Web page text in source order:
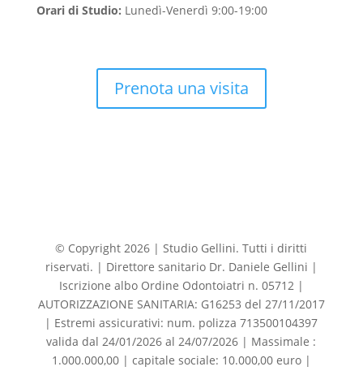
Orari di Studio: Lunedì-Venerdì 9:00-19:00
Prenota una visita
© Copyright 2026 | Studio Gellini. Tutti i diritti
riservati. | Direttore sanitario Dr. Daniele Gellini |
Iscrizione albo Ordine Odontoiatri n. 05712 |
AUTORIZZAZIONE SANITARIA: G16253 del 27/11/2017
| Estremi assicurativi: num. polizza 713500104397
valida dal 24/01/2026 al 24/07/2026 | Massimale :
1.000.000,00 | capitale sociale: 10.000,00 euro |